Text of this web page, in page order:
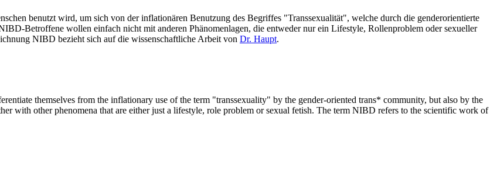
benutzt wird, um sich von der inflationären Benutzung des Begriffes "Transsexualität", welche durch die genderorientierte
Betroffene wollen einfach nicht mit anderen Phänomenlagen, die entweder nur ein Lifestyle, Rollenproblem oder sexueller
NIBD bezieht sich auf die wissenschaftliche Arbeit von Dr. Haupt.
themselves from the inflationary use of the term "transsexuality" by the gender-oriented trans* community, but also by the
with other phenomena that are either just a lifestyle, role problem or sexual fetish. The term NIBD refers to the scientific work of